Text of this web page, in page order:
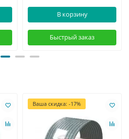
В корзину
Быстрый заказ
Ваша скидка: -17%